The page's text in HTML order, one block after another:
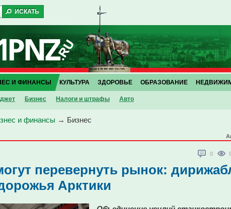
И ФИНАНСЫ
Бизнес Налоги и штрафы Авто
КУЛЬТУРА ЗДОРОВЬЕ ОБРАЗОВАНИЕ
и финансы → Бизнес
0
перевернуть рынок:
Арктики